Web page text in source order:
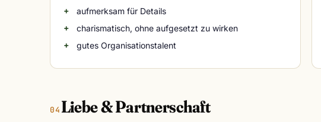
aufmerksam für Details
charismatisch, ohne aufgesetzt zu wirken
gutes Organisationstalent
Liebe & Partnerschaft